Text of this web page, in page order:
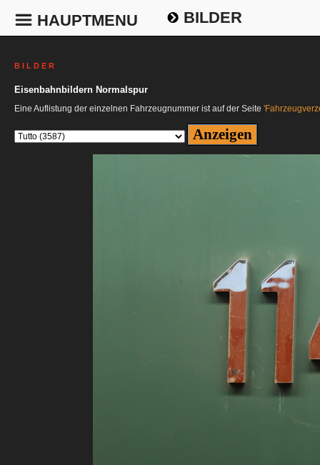
HAUPTMENU BILDER
B I L D E R
Eisenbahnbildern Normalspur
Eine Auflistung der einzelnen Fahrzeugnummer ist auf der Seite